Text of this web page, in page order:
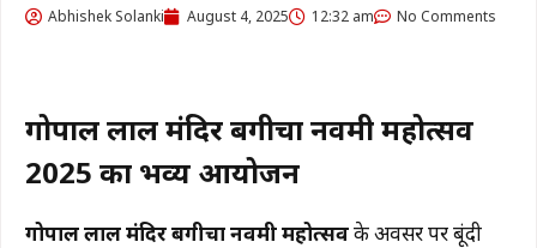
Abhishek Solanki August 4, 2025 12:32 am No Comments
गोपाल लाल मंदिर बगीचा नवमी महोत्सव
2025 का भव्य आयोजन
गोपाल लाल मंदिर बगीचा नवमी महोत्सवके अवसर पर बूंदी